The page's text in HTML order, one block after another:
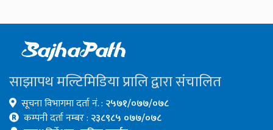
साझापथ मल्टिमिडिया प्रालि द्वारा संचालित
सूचना विभागमा दर्ता नं. : २५७१/०७७/०७८
कम्पनी दर्ता नम्बर : २३८९८५ ०७७/०७८